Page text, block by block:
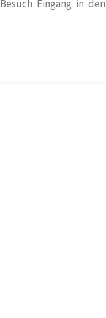
Eingang in den